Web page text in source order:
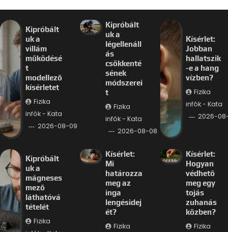
Kipróbált
uk a
villám
működésé
t
modellező
kísérletet
Fizika
infók - Kata
2026-08-09
Kipróbált
uk a
légellenáll
ás
csökkenté
sének
módszerei
t
Fizika
infók - Kata
2026-08-08
Kísérlet:
Jobban
hallatszik
-e a hang
vízben?
Fizika
infók - Kata
2026-
Kipróbált
uk a
mágneses
mező
láthatóvá
tételét
Fizika
Kísérlet:
Mi
határozza
meg az
inga
lengésidej
ét?
Fizika
Kísérlet:
Hogyan
védhető
meg egy
tojás
zuhanás
közben?
Fizika